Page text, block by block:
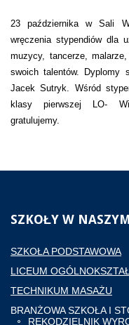
23 października w Sali
wręczenia stypendiów dla
muzycy, tancerze,
swoich talentów. Dyplomy
Jacek Sutryk. Wśród
klasy pierwszej LO-
gratulujemy.
SZKOŁY W
SZKOŁA PODSTAWOWA
LICEUM
TECHNIKUM MASAŻU
BRANŻOWA SZKOŁA I
RĘKODZIELNIK